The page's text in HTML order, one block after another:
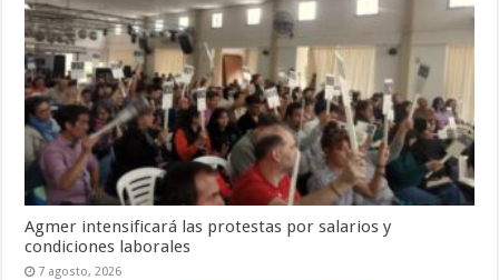
Agmer intensificará las protestas por salarios y
condiciones laborales
7 agosto, 2026